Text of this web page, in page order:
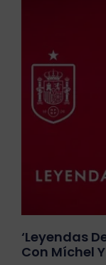
‘Leyendas
Con Míchel